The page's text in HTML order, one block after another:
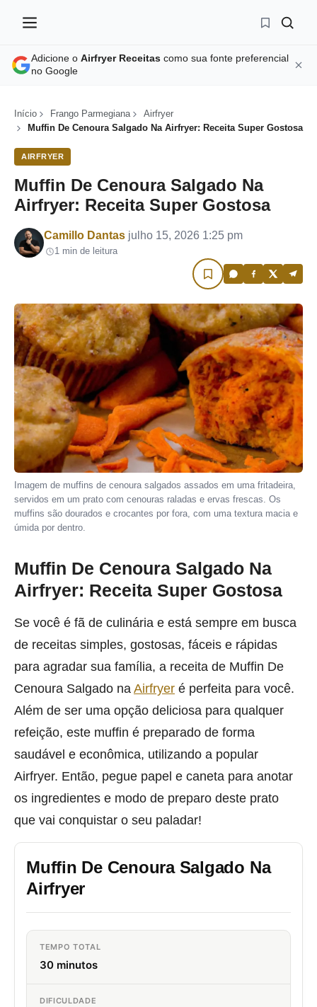
Adicione o Airfryer Receitas como sua fonte preferencial
no Google
Início Frango Parmegiana
Airfryer
Muffin De Cenoura Salgado Na Airfryer: Receita Super Gostosa
AIRFRYER
Muffin De Cenoura Salgado Na
Airfryer: Receita Super Gostosa
Por
Camillo Dantas julho 15, 2026 1:25 pm
1 min de leitura
Imagem de muffins de cenoura salgados assados em uma fritadeira,
servidos em um prato com cenouras raladas e ervas frescas. Os
muffins são dourados e crocantes por fora, com uma textura macia e
úmida por dentro.
Muffin De Cenoura Salgado Na
Airfryer: Receita Super Gostosa
Se você é fã de culinária e está sempre em busca
de receitas simples, gostosas, fáceis e rápidas
para agradar sua família, a receita de Muffin De
Cenoura Salgado na Airfryer é perfeita para você.
Além de ser uma opção deliciosa para qualquer
refeição, este muffin é preparado de forma
saudável e econômica, utilizando a popular
Airfryer. Então, pegue papel e caneta para anotar
os ingredientes e modo de preparo deste prato
que vai conquistar o seu paladar!
Muffin De Cenoura Salgado Na
Airfryer
TEMPO TOTAL
30 minutos
DIFICULDADE